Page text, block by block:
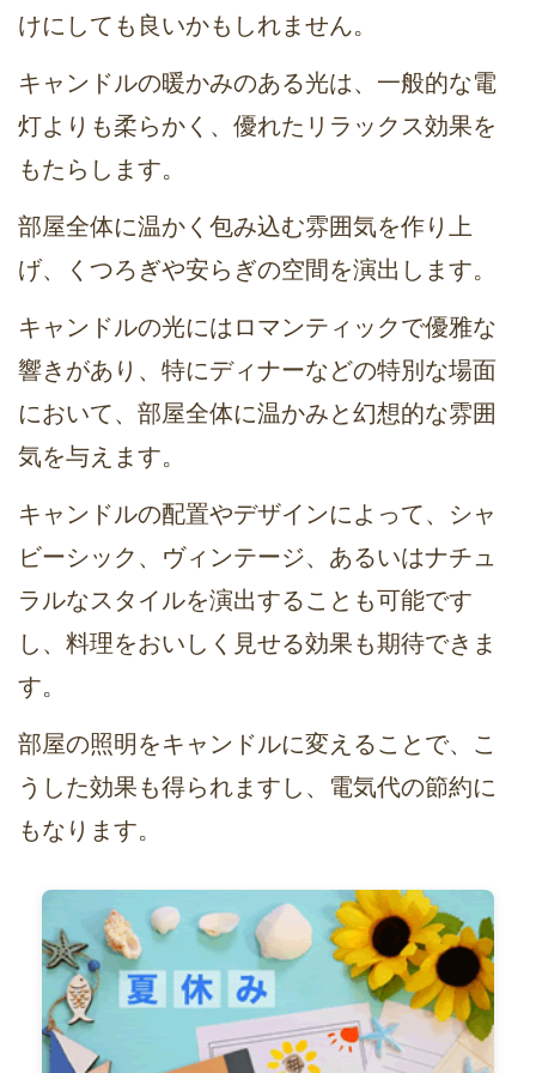
けにしても良いかもしれません。
キャンドルの暖かみのある光は、一般的な電
灯よりも柔らかく、優れたリラックス効果を
もたらします。
部屋全体に温かく包み込む雰囲気を作り上
げ、くつろぎや安らぎの空間を演出します。
キャンドルの光にはロマンティックで優雅な
響きがあり、特にディナーなどの特別な場面
において、部屋全体に温かみと幻想的な雰囲
気を与えます。
キャンドルの配置やデザインによって、シャ
ビーシック、ヴィンテージ、あるいはナチュ
ラルなスタイルを演出することも可能です
し、料理をおいしく見せる効果も期待できま
す。
部屋の照明をキャンドルに変えることで、こ
うした効果も得られますし、電気代の節約に
もなります。